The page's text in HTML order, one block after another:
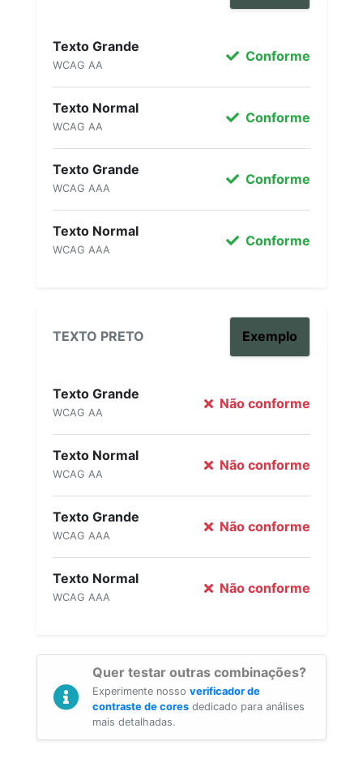
Texto Grande
WCAG AA
Conforme
Texto Normal
WCAG AA
Conforme
Texto Grande
WCAG AAA
Conforme
Texto Normal
WCAG AAA
Conforme
TEXTO PRETO Exemplo
Texto Grande
WCAG AA
Não conforme
Texto Normal
WCAG AA
Não conforme
Texto Grande
WCAG AAA
Não conforme
Texto Normal
WCAG AAA
Não conforme
Quer testar outras combinações?
Experimente nosso verificador de
contraste de cores dedicado para análises
mais detalhadas.